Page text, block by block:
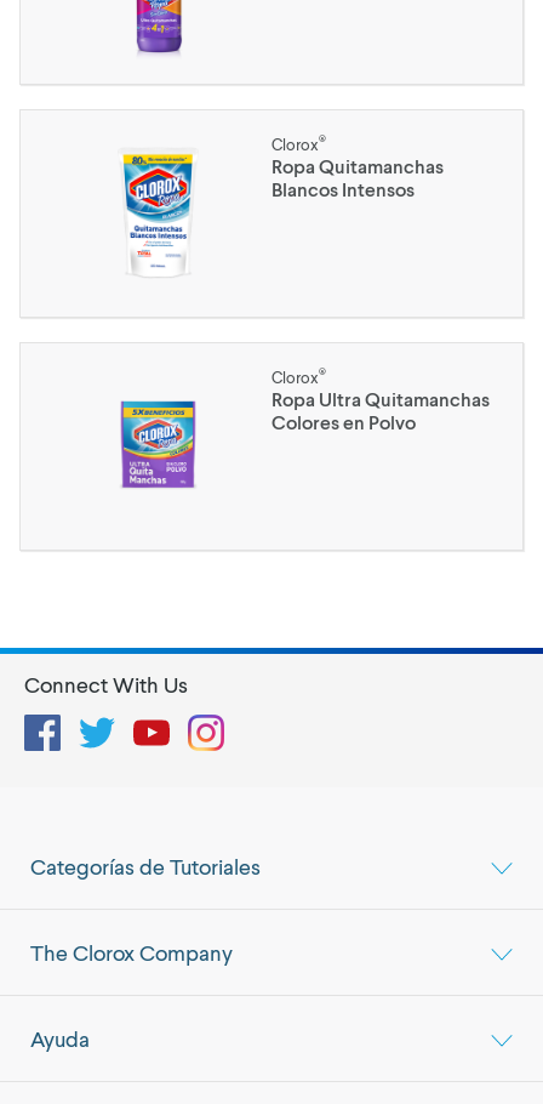
Clorox®
Ropa Quitamanchas
Blancos Intensos
Clorox®
Ropa Ultra Quitamanchas
Colores en Polvo
Categorías de Tutoriales
The Clorox Company
Ayuda
Connect With Us
FacebookTwitterYouTubeInstagram